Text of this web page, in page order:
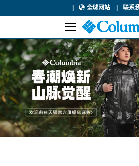
全球网站 联系